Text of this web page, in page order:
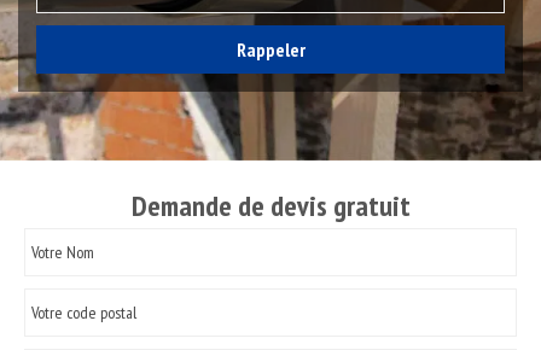
Demande de devis gratuit